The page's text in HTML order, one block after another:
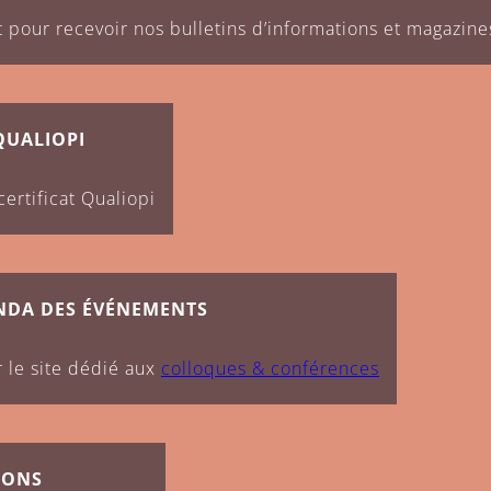
recevoir nos bulletins d’informations et
Qualiopi
DES ÉVÉNEMENTS
le site dédié aux colloques & conférences
aux pratiques de la médiation animale en Europe, en
et tout ce qui s’y rapporte. Programmes, méthodes
en médiation animale par la zoothérapie.
et des rencontres entre les acteurs du social, de
de la santé, du social et de l’enseignement
thérapies par médiation animale et monter des
de retraite, associations, psychologues,